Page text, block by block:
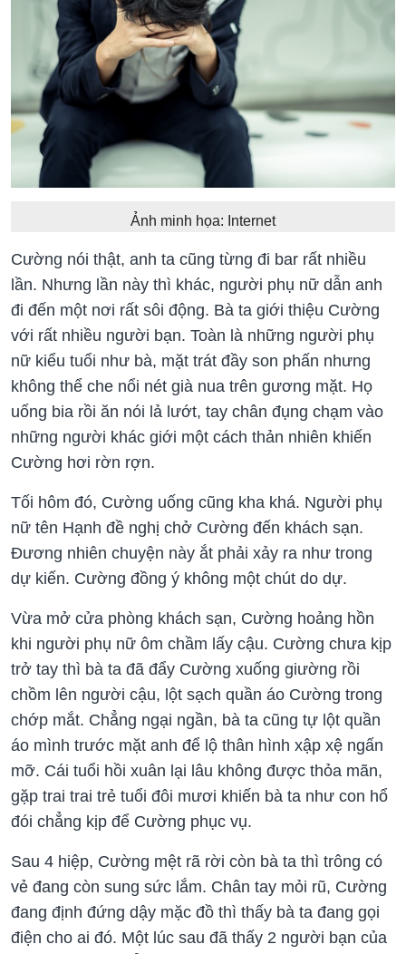
Ảnh minh họa: Internet
Cường nói thật, anh ta cũng từng đi bar rất nhiều
lần. Nhưng lần này thì khác, người phụ nữ dẫn anh
đi đến một nơi rất sôi động. Bà ta giới thiệu Cường
với rất nhiều người bạn. Toàn là những người phụ
nữ kiểu tuổi như bà, mặt trát đầy son phấn nhưng
không thể che nổi nét già nua trên gương mặt. Họ
uống bia rồi ăn nói lả lướt, tay chân đụng chạm vào
những người khác giới một cách thản nhiên khiến
Cường hơi rờn rợn.
Tối hôm đó, Cường uống cũng kha khá. Người phụ
nữ tên Hạnh đề nghị chở Cường đến khách sạn.
Đương nhiên chuyện này ắt phải xảy ra như trong
dự kiến. Cường đồng ý không một chút do dự.
Vừa mở cửa phòng khách sạn, Cường hoảng hồn
khi người phụ nữ ôm chầm lấy cậu. Cường chưa kịp
trở tay thì bà ta đã đẩy Cường xuống giường rồi
chồm lên người cậu, lột sạch quần áo Cường trong
chớp mắt. Chẳng ngại ngần, bà ta cũng tự lột quần
áo mình trước mặt anh để lộ thân hình xập xệ ngấn
mỡ. Cái tuổi hồi xuân lại lâu không được thỏa mãn,
gặp trai trai trẻ tuổi đôi mươi khiến bà ta như con hổ
đói chẳng kịp để Cường phục vụ.
Sau 4 hiệp, Cường mệt rã rời còn bà ta thì trông có
vẻ đang còn sung sức lắm. Chân tay mỏi rũ, Cường
đang định đứng dậy mặc đồ thì thấy bà ta đang gọi
điện cho ai đó. Một lúc sau đã thấy 2 người bạn của